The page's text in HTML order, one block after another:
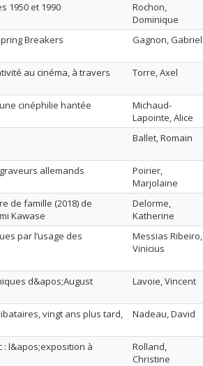
1950 et 1990
Rochon,
Dominique
Breakers Gagnon, Gabriel
au cinéma, à travers
Torre, Axel
cinéphilie hantée
Michaud-
Lapointe, Alice
Ballet, Romain
allemands
Poirier,
Marjolaine
de famille (2018) de
Kawase
Delorme,
Katherine
par l’usage des
Messias Ribeiro,
Vinicius
d&apos;August
Lavoie, Vincent
vingt ans plus tard,
Nadeau, David
l&apos;exposition à
Rolland,
Christine